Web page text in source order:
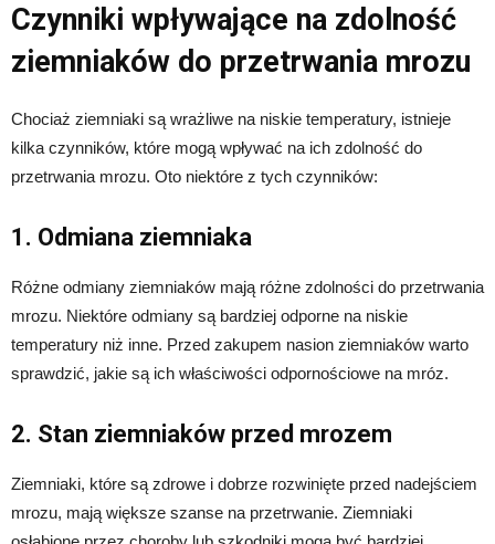
Czynniki wpływające na zdolność
ziemniaków do przetrwania mrozu
Chociaż ziemniaki są wrażliwe na niskie temperatury, istnieje
kilka czynników, które mogą wpływać na ich zdolność do
przetrwania mrozu. Oto niektóre z tych czynników:
1. Odmiana ziemniaka
Różne odmiany ziemniaków mają różne zdolności do przetrwania
mrozu. Niektóre odmiany są bardziej odporne na niskie
temperatury niż inne. Przed zakupem nasion ziemniaków warto
sprawdzić, jakie są ich właściwości odpornościowe na mróz.
2. Stan ziemniaków przed mrozem
Ziemniaki, które są zdrowe i dobrze rozwinięte przed nadejściem
mrozu, mają większe szanse na przetrwanie. Ziemniaki